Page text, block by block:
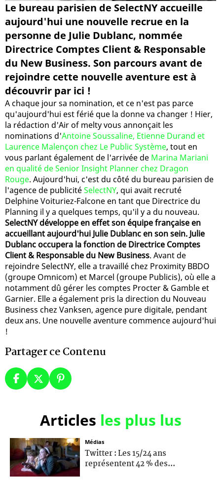
Le bureau parisien de SelectNY accueille
aujourd'hui une nouvelle recrue en la
personne de Julie Dublanc, nommée
Directrice Comptes Client & Responsable
du New Business. Son parcours avant de
rejoindre cette nouvelle aventure est à
découvrir par ici !
A chaque jour sa nomination, et ce n'est pas parce
qu'aujourd'hui est férié que la donne va changer ! Hier,
la rédaction d'Air of melty vous annonçait les
nominations d'Antoine Soussaline, Etienne Durand et
Laurence Malençon chez Le Public Système, tout en
vous parlant également de l'arrivée de Marina Mariani
en qualité de Senior Insight Planner chez Dragon
Rouge. Aujourd'hui, c'est du côté du bureau parisien de
l'agence de publicitéSelectNY, qui avait recruté
Delphine Voituriez-Falcone en tant que Directrice du
Planning il y a quelques temps, qu'il y a du nouveau.
SelectNY développe en effet son équipe française en
accueillant aujourd'hui Julie Dublanc en son sein. Julie
Dublanc occupera la fonction de Directrice Comptes
Client & Responsable du New Business. Avant de
rejoindre SelectNY, elle a travaillé chez Proximity BBDO
(groupe Omnicom) et Marcel (groupe Publicis), où elle a
notamment dû gérer les comptes Procter & Gamble et
Garnier. Elle a également pris la direction du Nouveau
Business chez Vanksen, agence pure digitale, pendant
deux ans. Une nouvelle aventure commence aujourd'hui
!
Partager ce Contenu
Articles les plus lus
Médias
Twitter : Les 15/24 ans
représentent 42 % des...